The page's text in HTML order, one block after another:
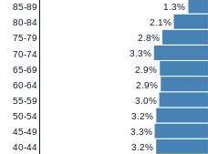
ノ
ン
の
3.2%
3.3%
3.2%
3.0%
2.9%
2.9%
3.3%
2.8%
2.1%
1.3%
40-44
45-49
50-54
55-59
60-64
65-69
70-74
75-79
80-84
85-89